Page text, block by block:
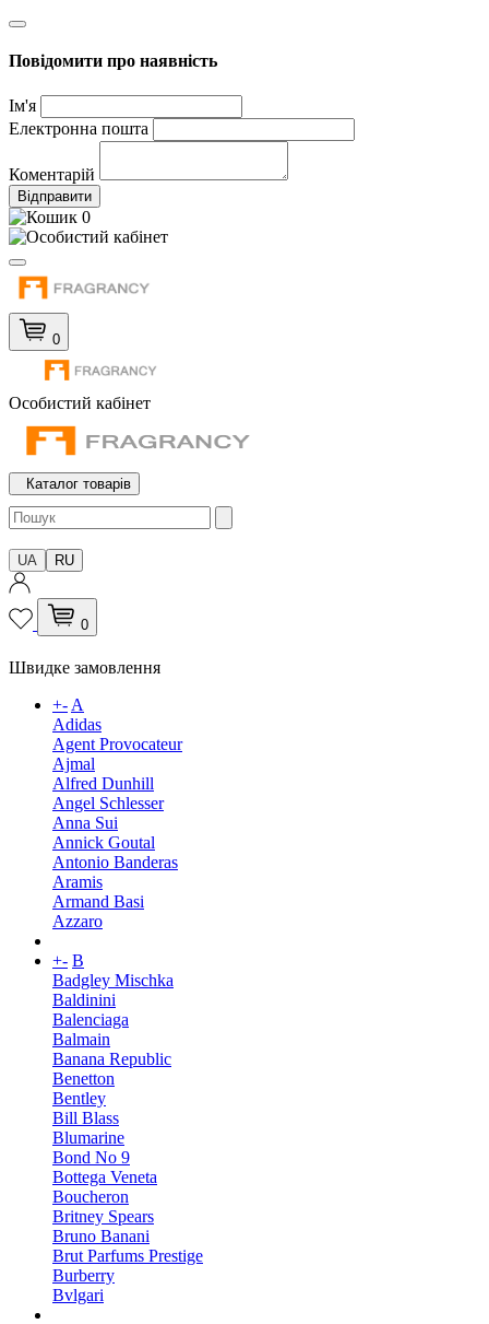
Повідомити про наявність
Ім'я
Електронна пошта
Коментарій
Відправити
0
0
Особистий кабінет
Каталог товарів
UA RU
0
Швидке замовлення
+-A
Adidas
Agent Provocateur
Ajmal
Alfred Dunhill
Angel Schlesser
Anna Sui
Annick Goutal
Antonio Banderas
Aramis
Armand Basi
Azzaro
+- B
Badgley Mischka
Baldinini
Balenciaga
Balmain
Banana Republic
Benetton
Bentley
Bill Blass
Blumarine
Bond No 9
Bottega Veneta
Boucheron
Britney Spears
Bruno Banani
Brut Parfums Prestige
Burberry
Bvlgari